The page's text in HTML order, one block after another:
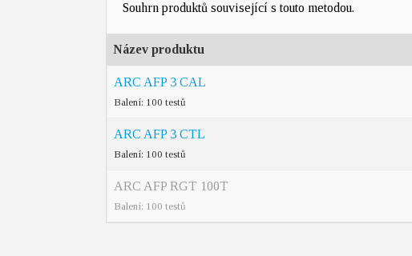
Souhrn produktů související s touto metodou.
Název produktu
ARC AFP 3 CAL
Balení: 100 testů
ARC AFP 3 CTL
Balení: 100 testů
ARC AFP RGT 100T
Balení: 100 testů